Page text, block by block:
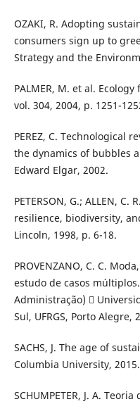
OZAKI, R. Adopting
consumers sign up to
Strategy and the
PALMER, M. et al.
vol. 304, 2004, p. 1251-
PEREZ, C. Technological
the dynamics of bubbles
Edward Elgar, 2002.
PETERSON, G.; ALLEN, C.
resilience, biodiversity,
Lincoln, 1998, p. 6-18.
PROVENZANO, C. C.
estudo de casos
Administração) 
Sul, UFRGS, Porto Alegre,
SACHS, J. The age of
Columbia University, 2015.
SCHUMPETER, J. A.